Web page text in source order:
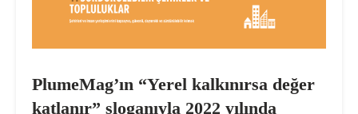
PlumeMag’ın “Yerel kalkınırsa değer
katlanır” sloganıyla 2022 yılında